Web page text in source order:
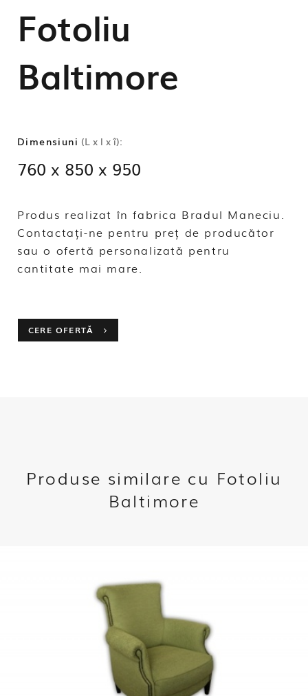
Fotoliu
Baltimore
Dimensiuni (L x l x î):
760 x 850 x 950
Produs realizat în fabrica Bradul Maneciu.
Contactați-ne pentru preț de producător
sau o ofertă personalizată pentru
cantitate mai mare.
CERE OFERTĂ
Produse similare cu Fotoliu
Baltimore